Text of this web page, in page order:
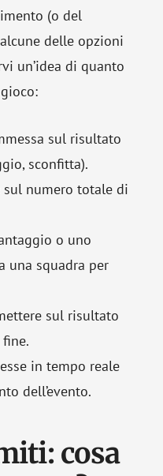
(o del
delle opzioni
un’idea di quanto
sul risultato
sconfitta).
sul numero totale di
o uno
una squadra per
sul risultato
in tempo reale
dell’evento.
cosa